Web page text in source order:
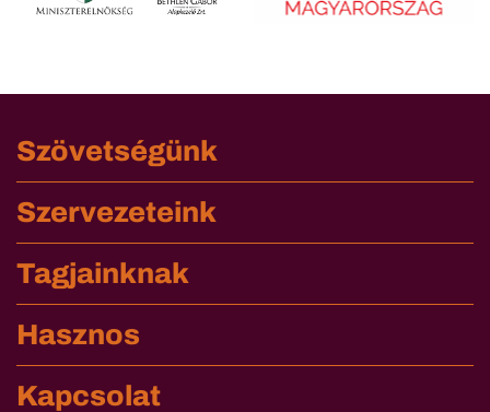
Szövetségünk
Szervezeteink
Tagjainknak
Hasznos
Kapcsolat